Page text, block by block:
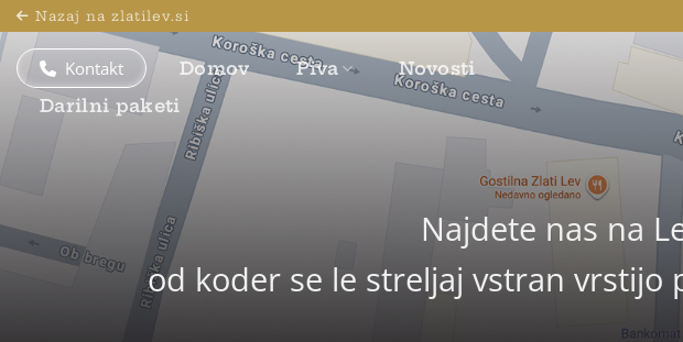
Skoči
na
vsebino
Nazaj na zlatilev.si
Kontakt Domov Piva
Novosti
Darilni paketi
[yith_wcwl_wishlist]
Najdete nas na
od koder se le streljaj vstran